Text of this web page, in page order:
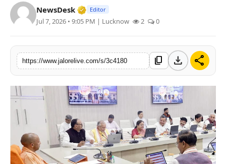
शिक्षा
लाइफस्टाइल
मनोरंजन
तकनीक
विशेष
बिज़नेस
NewsDesk Verified Media or Organization • 28
Editor
Jul 7, 2026 • 9:05 PM | Lucknow 2 0
https://www.jalorelive.com/s/3c4180 content_copy download share